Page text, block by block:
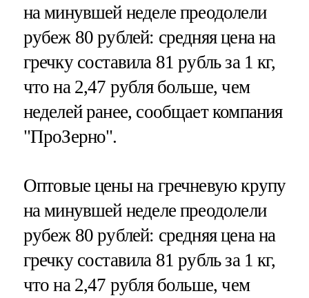
на минувшей неделе преодолели
рубеж 80 рублей: средняя цена на
гречку составила 81 рубль за 1 кг,
что на 2,47 рубля больше, чем
неделей ранее, сообщает компания
"ПроЗерно".
Оптовые цены на гречневую крупу
на минувшей неделе преодолели
рубеж 80 рублей: средняя цена на
гречку составила 81 рубль за 1 кг,
что на 2,47 рубля больше, чем